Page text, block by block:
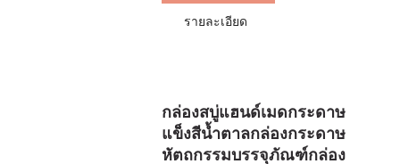
รายละเอียด
กล่องสบู่แฮนด์เมดกระดาษ
แข็งสีน้ำตาลกล่องกระดาษ
หัตถกรรมบรรจุภัณฑ์กล่อง